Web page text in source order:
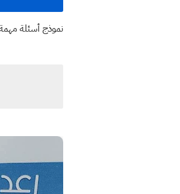
نموذج أسئلة